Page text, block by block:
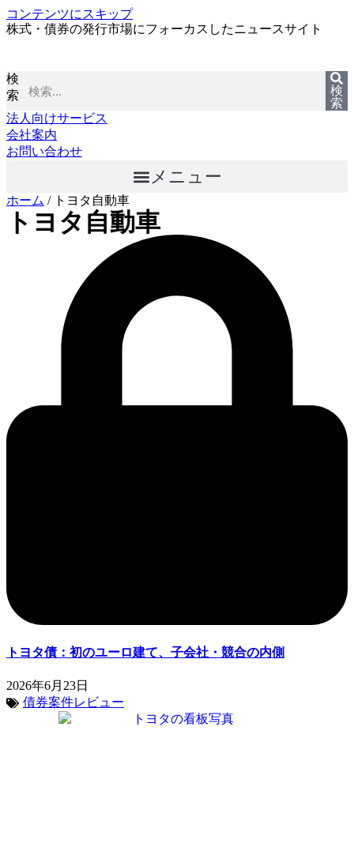
コンテンツにスキップ
株式・債券の発行市場にフォーカスしたニュースサイト
検
索
検
索
法人向けサービス
会社案内
お問い合わせ
メニュー
ホーム / トヨタ自動車
トヨタ自動車
トヨタ債：初のユーロ建て、子会社・競合の内側
2026年6月23日
債券案件レビュー